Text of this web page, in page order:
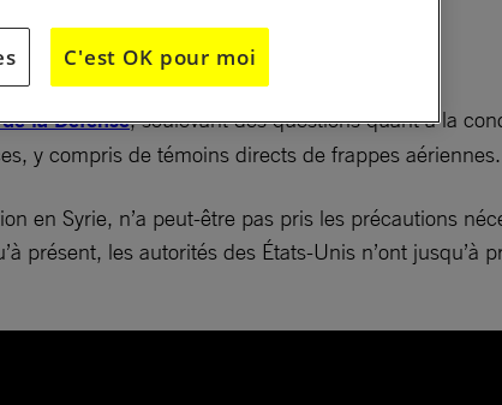
d’environ 300 personnes. C’est
organisation de 11 frappes.
la Défense, soulevant des questions quant à la
y compris de témoins directs de frappes aériennes.
en Syrie, n’a peut-être pas pris les précautions
présent, les autorités des États-Unis n’ont jusqu’à
C'est OK pour moi